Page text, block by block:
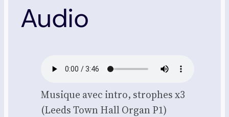
Audio
Musique avec intro, strophes x3
(Leeds Town Hall Organ P1)